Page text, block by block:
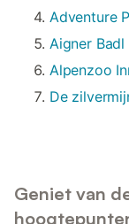
Adventure
Aigner Badl
Alpenzoo
De
Geniet van